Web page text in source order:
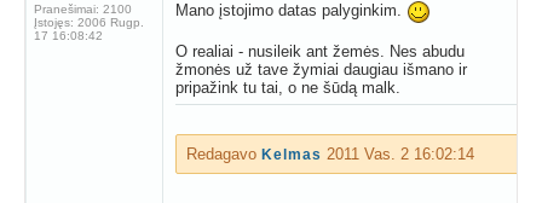
Pranešimai: 2100
Įstojęs: 2006 Rugp.
17 16:08:42
Mano įstojimo datas palyginkim.
O realiai - nusileik ant žemės. Nes abudu
žmonės už tave žymiai daugiau išmano ir
pripažink tu tai, o ne šūdą malk.
Redagavo Kelmas 2011 Vas. 2 16:02:14